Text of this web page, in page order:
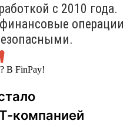
с 2010 года.
операции
компанией